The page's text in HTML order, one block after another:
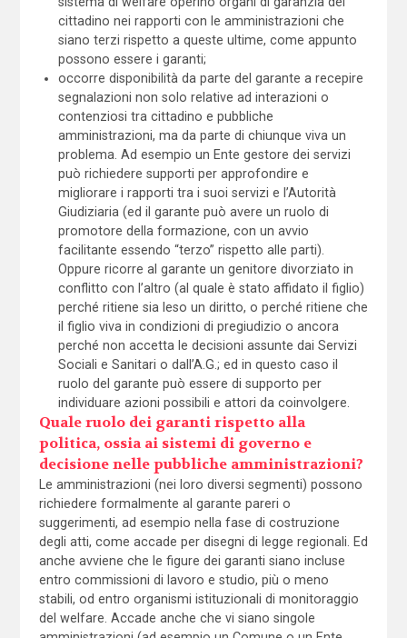
cittadino nei rapporti con le amministrazioni che
siano terzi rispetto a queste ultime, come appunto
possono essere i garanti;
occorre disponibilità da parte del garante a recepire
segnalazioni non solo relative ad interazioni o
contenziosi tra cittadino e pubbliche
amministrazioni, ma da parte di chiunque viva un
problema. Ad esempio un Ente gestore dei servizi
può richiedere supporti per approfondire e
migliorare i rapporti tra i suoi servizi e l’Autorità
Giudiziaria (ed il garante può avere un ruolo di
promotore della formazione, con un avvio
facilitante essendo “terzo” rispetto alle parti).
Oppure ricorre al garante un genitore divorziato in
conflitto con l’altro (al quale è stato affidato il figlio)
perché ritiene sia leso un diritto, o perché ritiene che
il figlio viva in condizioni di pregiudizio o ancora
perché non accetta le decisioni assunte dai Servizi
Sociali e Sanitari o dall’A.G.; ed in questo caso il
ruolo del garante può essere di supporto per
individuare azioni possibili e attori da coinvolgere.
Quale ruolo dei garanti rispetto alla
politica, ossia ai sistemi di governo e
decisione nelle pubbliche amministrazioni?
Le amministrazioni (nei loro diversi segmenti) possono
richiedere formalmente al garante pareri o
suggerimenti, ad esempio nella fase di costruzione
degli atti, come accade per disegni di legge regionali. Ed
anche avviene che le figure dei garanti siano incluse
entro commissioni di lavoro e studio, più o meno
stabili, od entro organismi istituzionali di monitoraggio
del welfare. Accade anche che vi siano singole